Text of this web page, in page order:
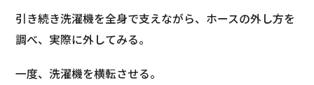
引き続き洗濯機を全身で支えながら、ホースの外し方を
調べ、実際に外してみる。
一度、洗濯機を横転させる。